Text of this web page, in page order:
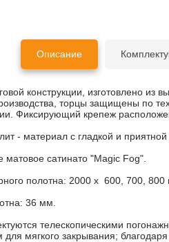
Описание
конструкции, изготовлено из
торцы защищены по
Фиксирующий крепеж
- материал с гладкой и
матовое сатинато "Magic Fog".
полотна: 2000 х 600, 700, 800
36 мм.
телескопическими
для мягкого закрывания;